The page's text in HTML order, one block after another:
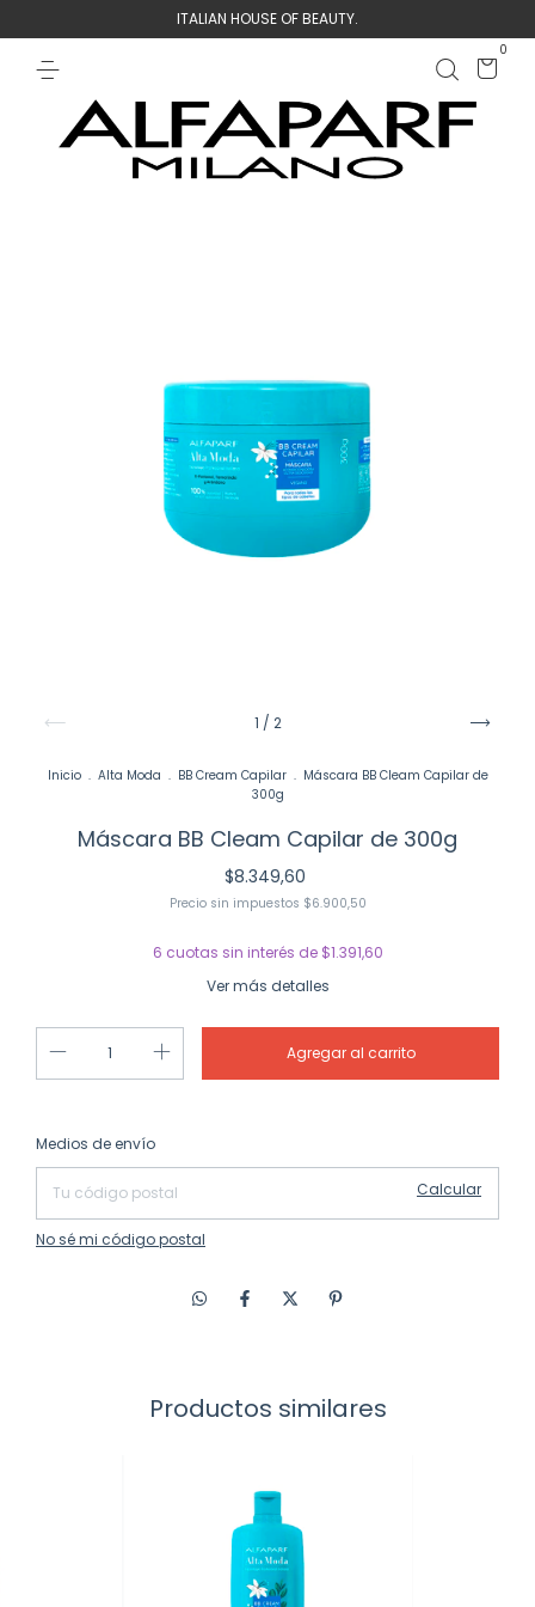
ITALIAN HOUSE OF BEAUTY.
0
1 / 2
Inicio . Alta Moda . BB Cream Capilar . Máscara BB Cleam Capilar de
300g
Máscara BB Cleam Capilar de 300g
$8.349,60
Precio sin impuestos $6.900,50
6 cuotas sin interés de $1.391,60
Ver más detalles
Entregas para el CP:
Medios de envío
Calcular
No sé mi código postal
Productos similares